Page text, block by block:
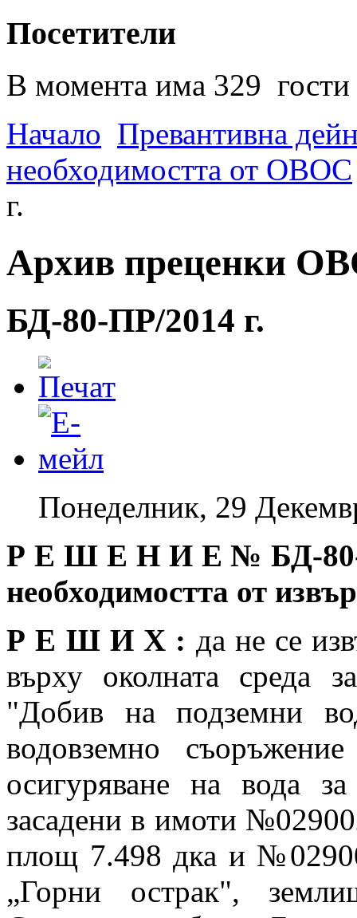
Посетители
В момента има 329 гости
Начало Превантивна
необходимостта от ОВОС
г.
Архив преценки
БД-80-ПР/2014 г.
Понеделник, 29
Р Е Ш Е Н И Е № БД-
необходимостта от
Р Е Ш И Х : да не се
върху околната среда
"Добив на подземни
водовземно
осигуряване на вода
засадени в имоти
площ 7.498 дка и
„Горни острак",